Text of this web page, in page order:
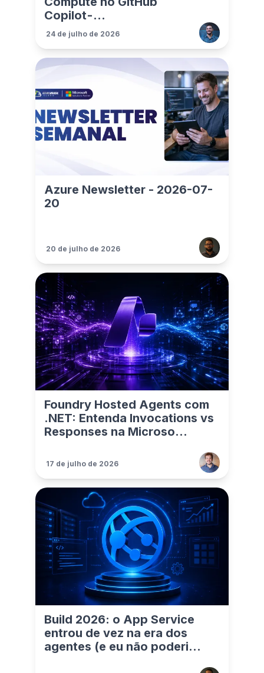
Copilot - ...
24 de julho de 2026
Azure Newsletter - 2026-07-
20
20 de julho de 2026
Foundry Hosted Agents com
.NET: Entenda Invocations vs
Responses na Microso...
17 de julho de 2026
Build 2026: o App Service
entrou de vez na era dos
agentes (e eu não poderi...